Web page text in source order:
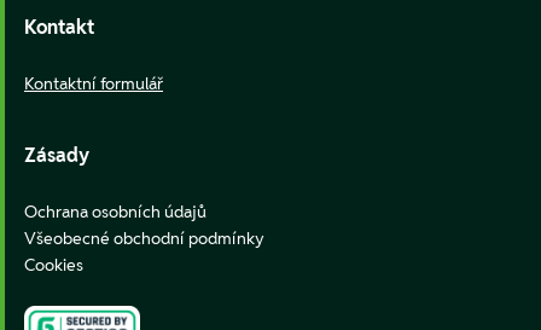
Kontakt
Kontaktní formulář
Zásady
Ochrana osobních údajů
Všeobecné obchodní podmínky
Cookies